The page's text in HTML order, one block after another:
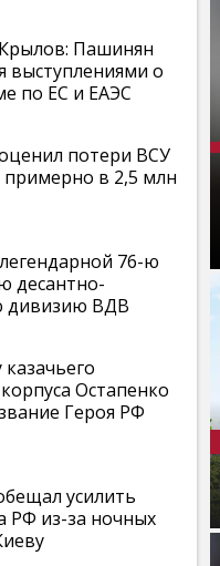
Пашинян
выступлениями о
по ЕС и ЕАЭС
потери ВСУ
примерно в 2,5 млн
76-ю
десантно-
дивизию ВДВ
Остапенко
Героя РФ
усилить
РФ из-за ночных